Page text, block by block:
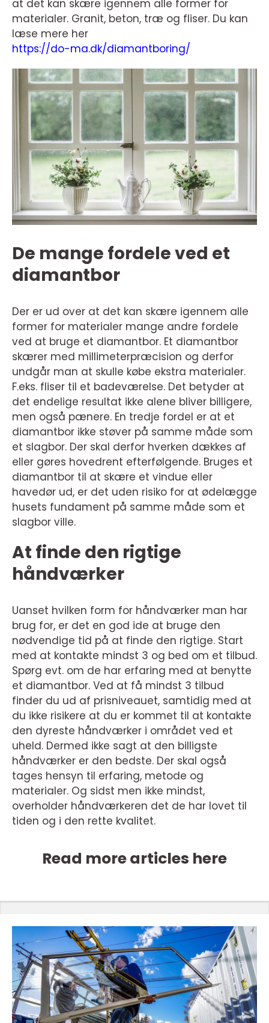
at det kan skære igennem alle former for
materialer. Granit, beton, træ og fliser. Du kan
læse mere her
https://do-ma.dk/diamantboring/
De mange fordele ved et
diamantbor
Der er ud over at det kan skære igennem alle
former for materialer mange andre fordele
ved at bruge et diamantbor. Et diamantbor
skærer med millimeterpræcision og derfor
undgår man at skulle købe ekstra materialer.
F.eks. fliser til et badeværelse. Det betyder at
det endelige resultat ikke alene bliver billigere,
men også pænere. En tredje fordel er at et
diamantbor ikke støver på samme måde som
et slagbor. Der skal derfor hverken dækkes af
eller gøres hovedrent efterfølgende. Bruges et
diamantbor til at skære et vindue eller
havedør ud, er det uden risiko for at ødelægge
husets fundament på samme måde som et
slagbor ville.
At finde den rigtige
håndværker
Uanset hvilken form for håndværker man har
brug for, er det en god ide at bruge den
nødvendige tid på at finde den rigtige. Start
med at kontakte mindst 3 og bed om et tilbud.
Spørg evt. om de har erfaring med at benytte
et diamantbor. Ved at få mindst 3 tilbud
finder du ud af prisniveauet, samtidig med at
du ikke risikere at du er kommet til at kontakte
den dyreste håndværker i området ved et
uheld. Dermed ikke sagt at den billigste
håndværker er den bedste. Der skal også
tages hensyn til erfaring, metode og
materialer. Og sidst men ikke mindst,
overholder håndværkeren det de har lovet til
tiden og i den rette kvalitet.
Read more articles here